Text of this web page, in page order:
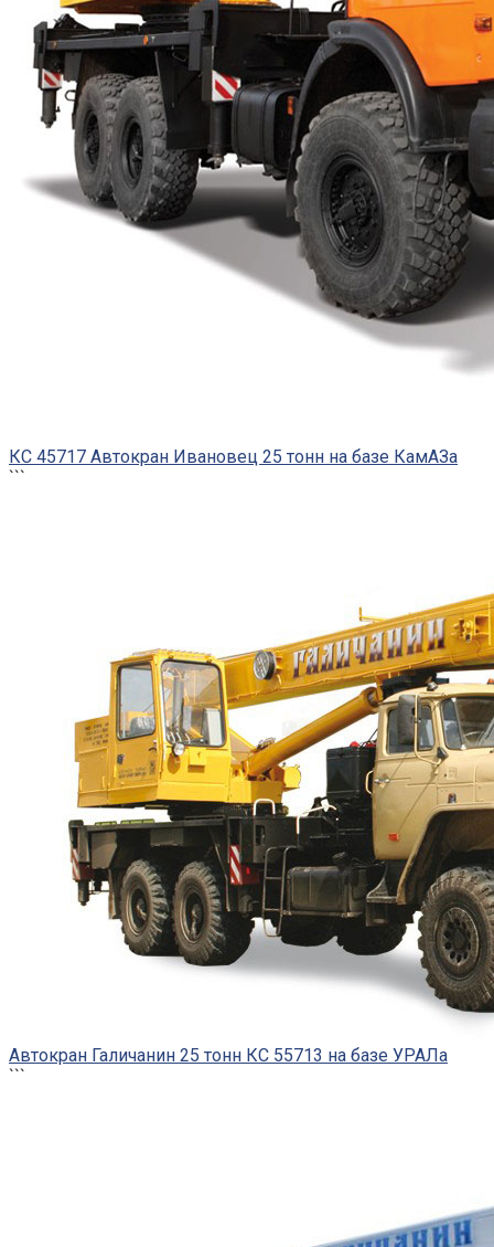
КС 45717 Автокран Ивановец 25 тонн на базе КамАЗа
```
Автокран Галичанин 25 тонн КС 55713 на базе УРАЛа
```